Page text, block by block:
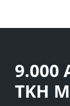
9.000
TKH